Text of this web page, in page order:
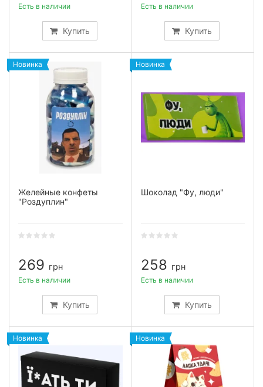
Купить
Есть в наличии
Купить
Есть в наличии
Новинка
Желейные конфеты
"Роздуплин"
269 грн
Купить
Есть в наличии
Новинка
Шоколад "Фу, люди"
258 грн
Купить
Есть в наличии
Новинка Новинка